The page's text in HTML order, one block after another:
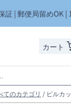
証 | 郵便局留めOK |
カート
てのカテゴリ / ピルカ